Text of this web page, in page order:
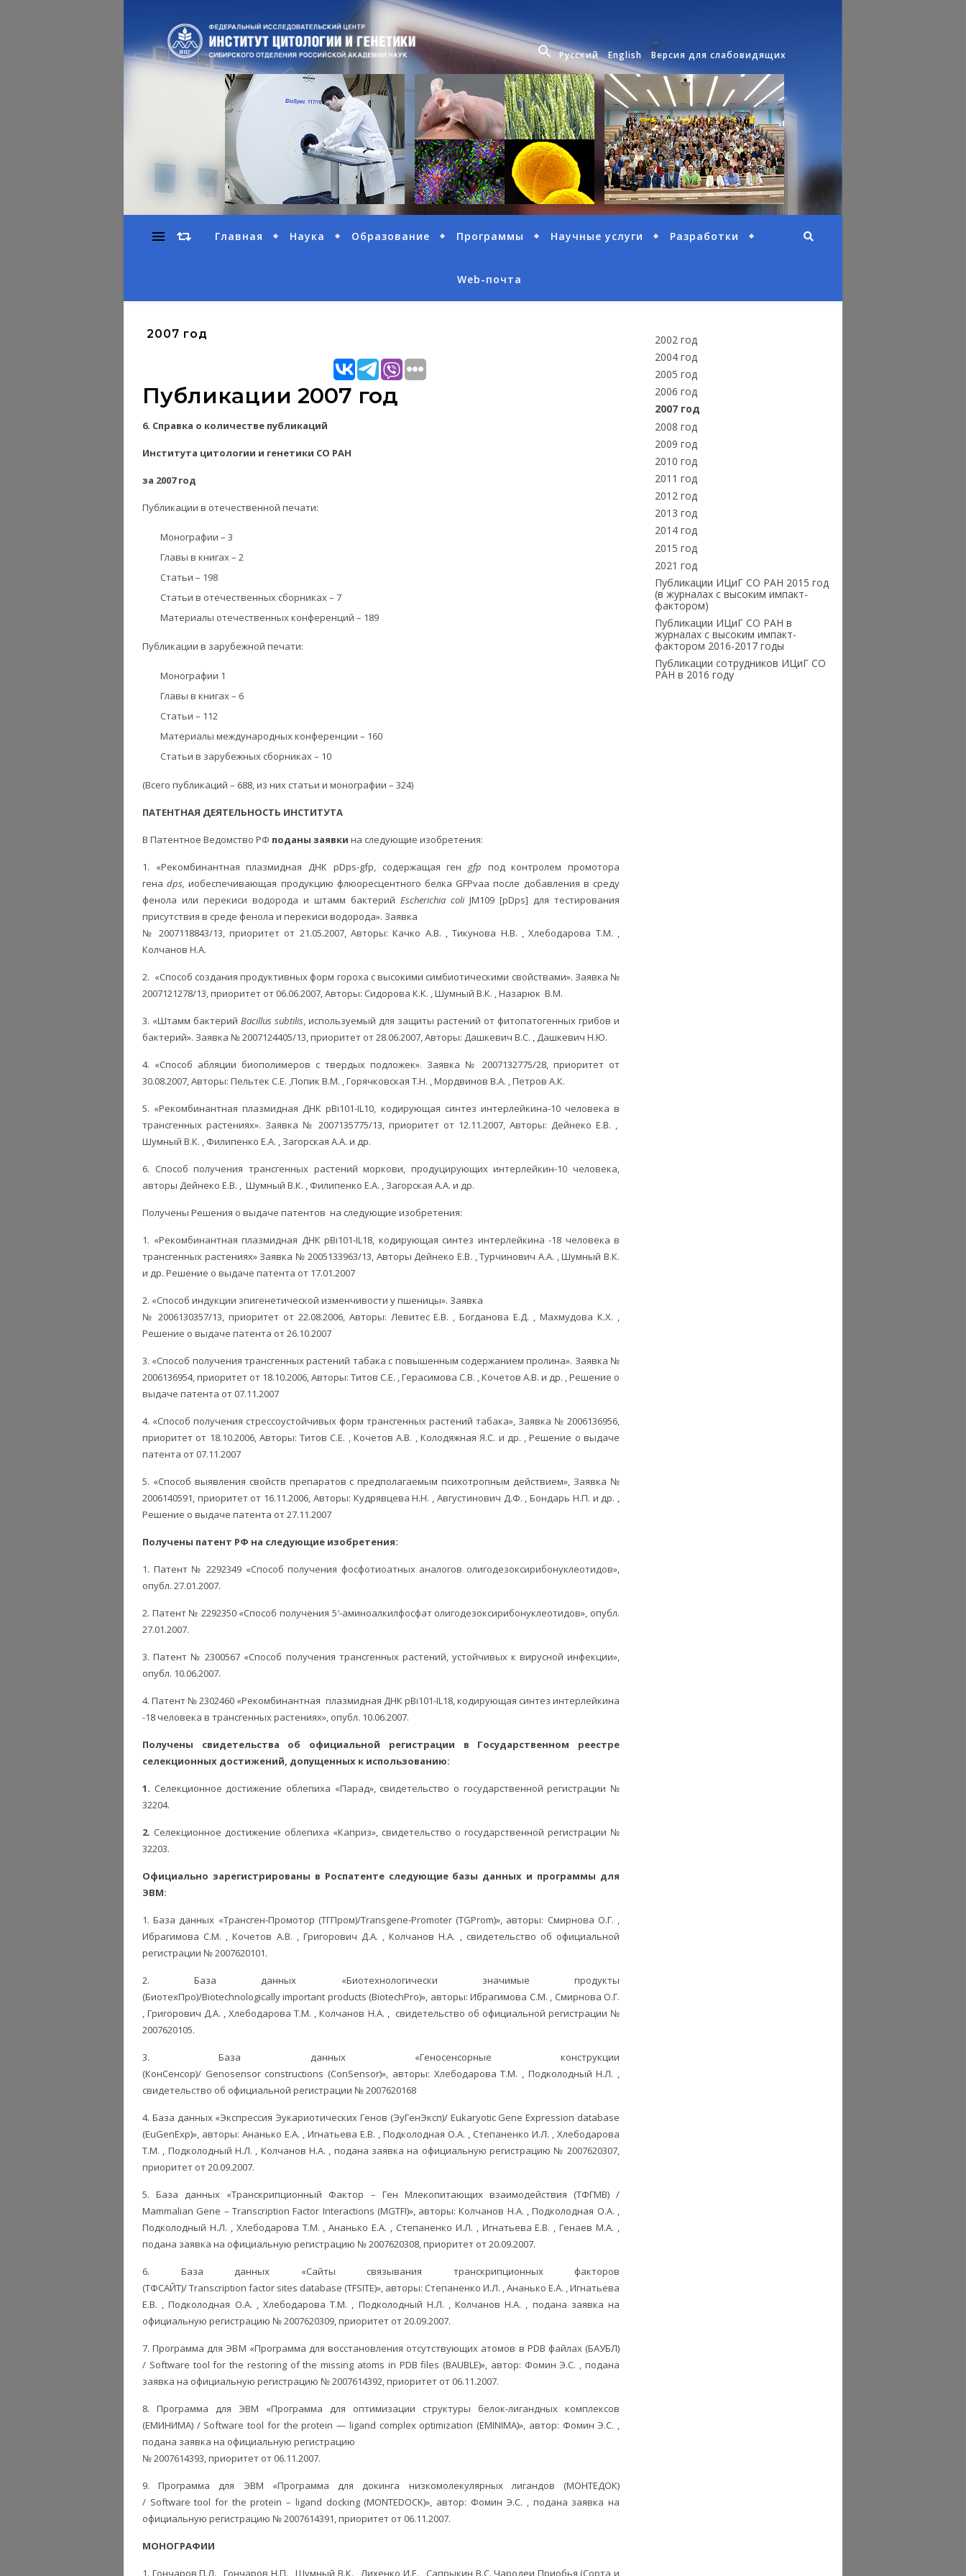
Русский English Версия для слабовидящих
Главная Наука Образование Программы Научные услуги Разработки
Web-почта
2007 год
Публикации 2007 год
6. Справка о количестве публикаций
Института цитологии и генетики СО РАН
за 2007 год
Публикации в отечественной печати:
Монографии – 3
Главы в книгах – 2
Статьи – 198
Статьи в отечественных сборниках – 7
Материалы отечественных конференций – 189
Публикации в зарубежной печати:
Монографии 1
Главы в книгах – 6
Статьи – 112
Материалы международных конференции – 160
Статьи в зарубежных сборниках – 10
(Всего публикаций – 688, из них статьи и монографии – 324)
ПАТЕНТНАЯ ДЕЯТЕЛЬНОСТЬ ИНСТИТУТА
В Патентное Ведомство РФ поданы заявки на следующие изобретения:
1. «Рекомбинантная плазмидная ДНК pDps-gfp, содержащая ген gfp под контролем промотора
генаdps,иобеспечивающая продукцию флюоресцентного белка GFPvaa после добавления в среду
фенола или перекиси водорода и штамм бактерий Escherichia coliJM109 [pDps] для тестирования
присутствия в среде фенола и перекиси водорода». Заявка
№ 2007118843/13, приоритет от 21.05.2007, Авторы: Качко А.В. , Тикунова Н.В. , Хлебодарова Т.М. ,
Колчанов Н.А.
2. «Способ создания продуктивных форм гороха с высокими симбиотическими свойствами». Заявка №
2007121278/13, приоритет от 06.06.2007, Авторы: Сидорова К.К. , Шумный В.К. , Назарюк В.М.
3. «Штамм бактерий Bacillus subtilis , используемый для защиты растений от фитопатогенных грибов и
бактерий». Заявка № 2007124405/13, приоритет от 28.06.2007, Авторы: Дашкевич В.С. , Дашкевич Н.Ю.
4. «Способ абляции биополимеров с твердых подложек». Заявка № 2007132775/28, приоритет от
30.08.2007, Авторы: Пельтек С.Е. ,Попик В.М. , Горячковская Т.Н. , Мордвинов В.А. , Петров А.К.
5. «Рекомбинантная плазмидная ДНК pBi101-IL10, кодирующая синтез интерлейкина-10 человека в
трансгенных растениях». Заявка № 2007135775/13, приоритет от 12.11.2007, Авторы: Дейнеко Е.В. ,
Шумный В.К. , Филипенко Е.А. , Загорская А.А. и др.
6. Способ получения трансгенных растений моркови, продуцирующих интерлейкин-10 человека,
авторы Дейнеко Е.В. , Шумный В.К. , Филипенко Е.А. , Загорская А.А. и др.
Получены Решения о выдаче патентов на следующие изобретения:
1. «Рекомбинантная плазмидная ДНК pBi101-IL18, кодирующая синтез интерлейкина -18 человека в
трансгенных растениях» Заявка № 2005133963/13, Авторы Дейнеко Е.В. , Турчинович А.А. , Шумный В.К.
и др. Решение о выдаче патента от 17.01.2007
2. «Способ индукции эпигенетической изменчивости у пшеницы». Заявка
№ 2006130357/13, приоритет от 22.08.2006, Авторы: Левитес Е.В. , Богданова Е.Д. , Махмудова К.Х. ,
Решение о выдаче патента от 26.10.2007
3. «Способ получения трансгенных растений табака с повышенным содержанием пролина». Заявка №
2006136954, приоритет от 18.10.2006, Авторы: Титов С.Е. , Герасимова С.В. , Кочетов А.В. и др. , Решение о
выдаче патента от 07.11.2007
4. «Способ получения стрессоустойчивых форм трансгенных растений табака», Заявка № 2006136956,
приоритет от 18.10.2006, Авторы: Титов С.Е. , Кочетов А.В. , Колодяжная Я.С. и др. , Решение о выдаче
патента от 07.11.2007
5. «Способ выявления свойств препаратов с предполагаемым психотропным действием», Заявка №
2006140591, приоритет от 16.11.2006, Авторы: Кудрявцева Н.Н. , Августинович Д.Ф. , Бондарь Н.П. и др. ,
Решение о выдаче патента от 27.11.2007
Получены патент РФ на следующие изобретения:
1. Патент № 2292349 «Способ получения фосфотиоатных аналогов олигодезоксирибонуклеотидов»,
опубл. 27.01.2007.
2. Патент № 2292350 «Способ получения 5′-аминоалкилфосфат олигодезоксирибонуклеотидов», опубл.
27.01.2007.
3. Патент № 2300567 «Способ получения трансгенных растений, устойчивых к вирусной инфекции»,
опубл. 10.06.2007.
4. Патент № 2302460 «Рекомбинантная плазмидная ДНК pBi101-IL18, кодирующая синтез интерлейкина
-18 человека в трансгенных растениях», опубл. 10.06.2007.
Получены свидетельства об официальной регистрации в Государственном реестре
селекционных достижений, допущенных к использованию:
1. Селекционное достижение облепиха «Парад», свидетельство о государственной регистрации №
32204.
2. Селекционное достижение облепиха «Каприз», свидетельство о государственной регистрации №
32203.
Официально зарегистрированы в Роспатенте следующие базы данных и программы для
ЭВМ:
1. База данных «Трансген-Промотор (ТГПром)/Transgene-Promoter (TGProm)», авторы: Смирнова О.Г. ,
Ибрагимова С.М. , Кочетов А.В. , Григорович Д.А. , Колчанов Н.А. , свидетельство об официальной
регистрации № 2007620101.
2. База данных «Биотехнологически значимые продукты
(БиотехПро)/Biotechnologically important products (BiotechPro)», авторы: Ибрагимова С.М. , Смирнова О.Г.
, Григорович Д.А. , Хлебодарова Т.М. , Колчанов Н.А. , свидетельство об официальной регистрации №
2007620105.
3. База данных
«Геносенсорные конструкции
(КонСенсор)/ Genosensor constructions (ConSensor)», авторы: Хлебодарова Т.М. , Подколодный Н.Л. ,
свидетельство об официальной регистрации № 2007620168
4. База данных «Экспрессия Эукариотических Генов (ЭуГенЭксп)/ Eukaryotic Gene Expression database
(EuGenExp)», авторы: Ананько Е.А. , Игнатьева Е.В. , Подколодная О.А. , Степаненко И.Л. , Хлебодарова
Т.М. , Подколодный Н.Л. , Колчанов Н.А. , подана заявка на официальную регистрацию № 2007620307,
приоритет от 20.09.2007.
5. База данных «Tранскрипционный Фактор – Ген Млекопитающих взаимодействия (ТФГMВ) /
Mammalian Gene – Transcription Factor Interactions (MGTFI)», авторы: Колчанов Н.А. , Подколодная О.А. ,
Подколодный Н.Л. , Хлебодарова Т.М. , Ананько Е.А. , Степаненко И.Л. , Игнатьева Е.В. , Генаев М.А. ,
подана заявка на официальную регистрацию № 2007620308, приоритет от 20.09.2007.
6. База данных
«Сайты связывания транскрипционных факторов
(ТФСАЙТ)/Transcription factor sites database (TFSITE)», авторы: Степаненко И.Л. , Ананько Е.А. , Игнатьева
Е.В. , Подколодная О.А. , Хлебодарова Т.М. , Подколодный Н.Л. , Колчанов Н.А. , подана заявка на
официальную регистрацию № 2007620309, приоритет от 20.09.2007.
7. Программа для ЭВМ «Программа для восстановления отсутствующих атомов в PDB файлах (БАУБЛ)
/ Software tool for the restoring of the missing atoms in PDB files (BAUBLE)», автор: Фомин Э.С. , подана
заявка на официальную регистрацию № 2007614392, приоритет от 06.11.2007.
8. Программа для ЭВМ «Программа для оптимизации структуры белок-лигандных комплексов
(ЕМИНИМА) / Software tool for the protein — ligand complex optimization (EMINIMA)», автор: Фомин Э.С. ,
подана заявка на официальную регистрацию
№ 2007614393, приоритет от 06.11.2007.
9. Программа для ЭВМ «Программа для докинга низкомолекулярных лигандов (МОНТЕДОК)
/ Software tool for the protein – ligand docking (MONTEDOCK)», автор: Фомин Э.С. , подана заявка на
официальную регистрацию № 2007614391, приоритет от 06.11.2007.
МОНОГРАФИИ
1. Гончаров П.Л. , Гончаров Н.П. , Шумный В.К. , Лихенко И.Е. , Сапрыкин В.С. Чародеи Приобья (Сорта и
2002 год
2004 год
2005 год
2006 год
2007 год
2008 год
2009 год
2010 год
2011 год
2012 год
2013 год
2014 год
2015 год
2021 год
Публикации ИЦиГ СО РАН 2015 год
(в журналах с высоким импакт-
фактором)
Публикации ИЦиГ СО РАН в
журналах с высоким импакт-
фактором 2016-2017 годы
Публикации сотрудников ИЦиГ СО
РАН в 2016 году